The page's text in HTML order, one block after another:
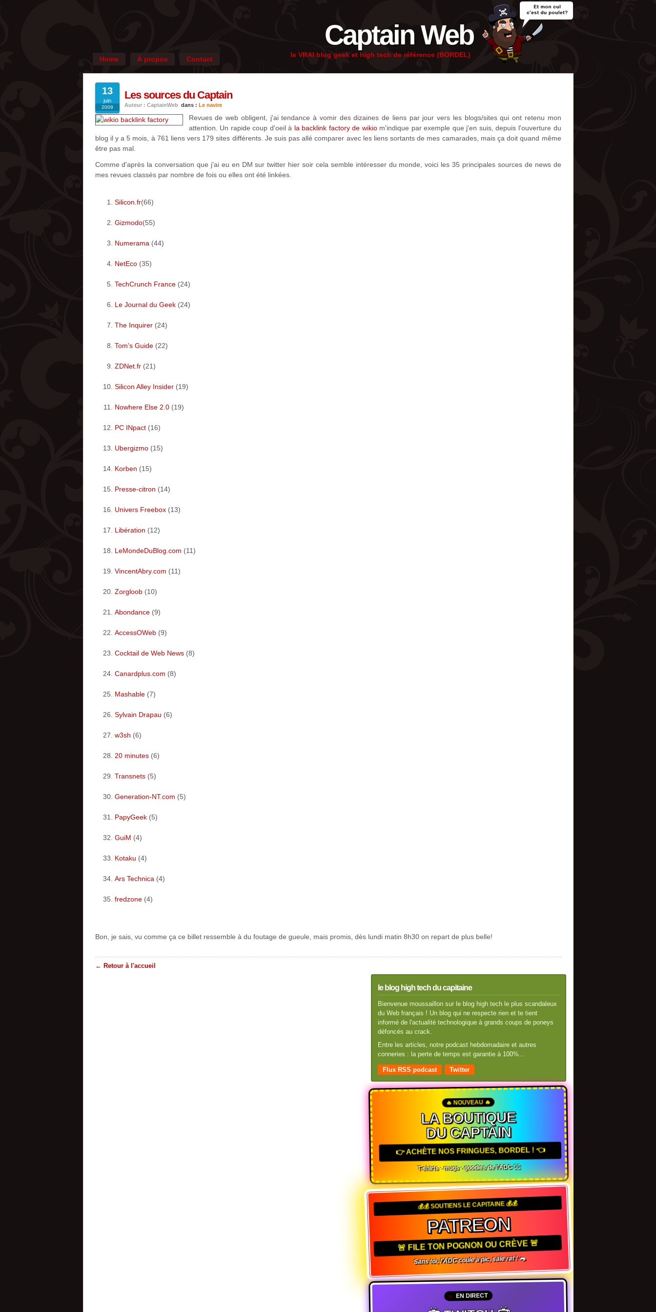
Captain Web
le VRAI blog geek et high tech de référence (BORDEL)
Home À propos Contact
13
juin
2009
Les sources du Captain
Auteur : CaptainWeb dans : Le navire
Revues de web obligent, j'ai tendance à vomir des dizaines de liens par jour vers les blogs/sites qui ont retenu mon
attention. Un rapide coup d'oeil à la backlink factory de wikiom'indique par exemple que j'en suis, depuis l'ouverture du
blog il y a 5 mois, à 761 liens vers 179 sites différents. Je suis pas allé comparer avec les liens sortants de mes camarades, mais ça doit quand même
être pas mal.
Comme d'après la conversation que j'ai eu en DM sur twitter hier soir cela semble intéresser du monde, voici les 35 principales sources de news de
mes revues classés par nombre de fois ou elles ont été linkées.
Silicon.fr(66)
Gizmodo(55)
Numerama (44)
NetEco(35)
TechCrunch France(24)
Le Journal du Geek(24)
The Inquirer(24)
Tom's Guide(22)
ZDNet.fr(21)
Silicon Alley Insider(19)
Nowhere Else 2.0(19)
PC INpact(16)
Ubergizmo(15)
Korben (15)
Presse-citron (14)
Univers Freebox(13)
Libération (12)
LeMondeDuBlog.com (11)
VincentAbry.com (11)
Zorgloob(10)
Abondance(9)
AccessOWeb(9)
Cocktail de Web News(8)
Canardplus.com (8)
Mashable(7)
Sylvain Drapau (6)
w3sh (6)
20 minutes(6)
Transnets(5)
Generation-NT.com (5)
PapyGeek(5)
GuiM (4)
Kotaku (4)
Ars Technica (4)
fredzone(4)
Bon, je sais, vu comme ça ce billet ressemble à du foutage de gueule, mais promis, dès lundi matin 8h30 on repart de plus belle!
← Retour à l'accueil
le blog high tech du capitaine
Bienvenue moussaillon sur le blog high tech le plus scandaleux
du Web français ! Un blog qui ne respecte rien et te tient
informé de l'actualité technologique à grands coups de poneys
défoncés au crack.
Entre les articles, notre podcast hebdomadaire et autres
conneries : la perte de temps est garantie à 100%…
Flux RSS podcast Twitter
🔥 NOUVEAU 🔥
LA BOUTIQUE
DU CAPTAIN
👉 ACHÈTE NOS FRINGUES, BORDEL ! 👈
T-shirts · mugs · goodies de l'ADC 🏴‍☠️
💰💰 SOUTIENS LE CAPITAINE 💰💰
PATREON
🚨 FILE TON POGNON OU CRÈVE 🚨
Sans toi, l'ADC coule à pic, sale rat ! 🐀
EN DIRECT